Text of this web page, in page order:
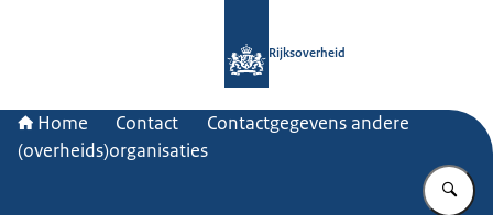
Rijksoverheid
Home Contact
Contactgegevens andere
(overheids)organisaties